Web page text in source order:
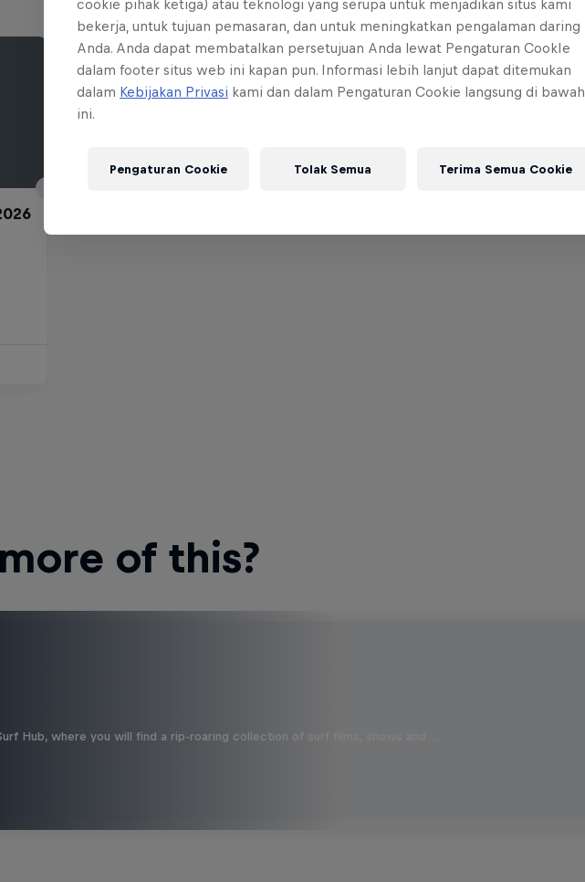
of this?
Hub, where you will find a rip-roaring collection of surf films, shows and …
cookie pihak ketiga) atau teknologi yang serupa untuk menjadikan situs kami
bekerja, untuk tujuan pemasaran, dan untuk meningkatkan pengalaman daring
Anda. Anda dapat membatalkan persetujuan Anda lewat Pengaturan CookIe
dalam footer situs web ini kapan pun. Informasi lebih lanjut dapat ditemukan
dalam Kebijakan Privasi kami dan dalam Pengaturan Cookie langsung di bawah
ini.
Pengaturan Cookie Tolak Semua Terima Semua Cookie